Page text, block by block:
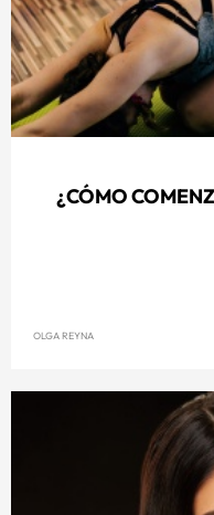
¿CÓMO
OLGA REYNA